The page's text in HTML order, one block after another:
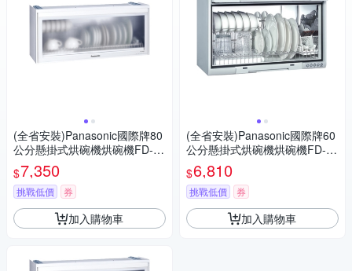
(全省安裝)Panasonic國際牌80
公分懸掛式烘碗機烘碗機FD-A
6681
$7,350
挑戰低價 券
加入購物車
(全省安裝)Panasonic國際牌60
公分懸掛式烘碗機烘碗機FD-A
4861
$6,810
挑戰低價 券
加入購物車